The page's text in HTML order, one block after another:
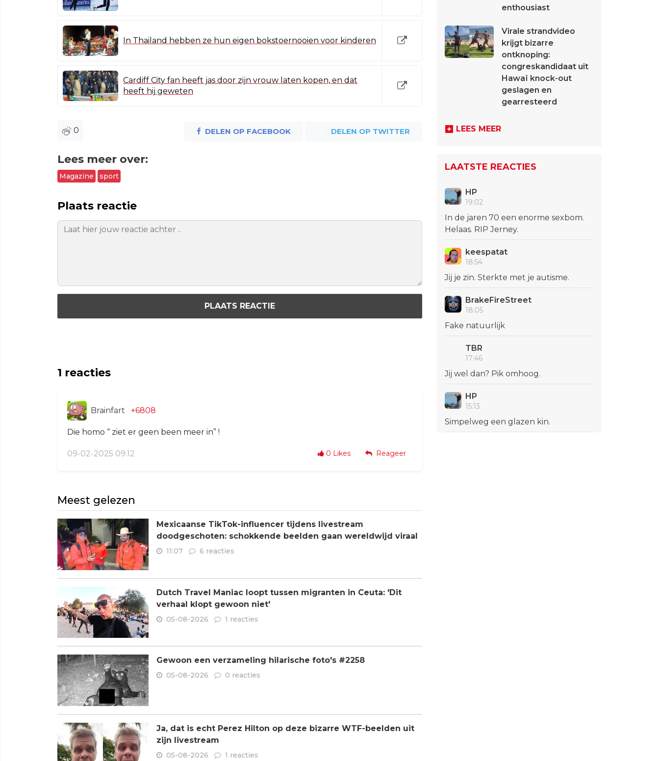
In Thailand hebben ze hun eigen bokstoernooien voor kinderen
Cardiff City fan heeft jas door zijn vrouw laten kopen, en dat
heeft hij geweten
0 DELEN OP FACEBOOK DELEN OP TWITTER
Lees meer over:
Magazine sport
Plaats reactie
PLAATS REACTIE
1 reacties
Brainfart +6808
Die homo “ ziet er geen been meer in” !
09-02-2025 09:12 0 Likes Reageer
Meest gelezen
Mexicaanse TikTok-influencer tijdens livestream
doodgeschoten: schokkende beelden gaan wereldwijd viraal
11:07 6 reacties
Dutch Travel Maniac loopt tussen migranten in Ceuta: 'Dit
verhaal klopt gewoon niet'
05-08-2026 1 reacties
Gewoon een verzameling hilarische foto's #2258
05-08-2026 0 reacties
Ja, dat is echt Perez Hilton op deze bizarre WTF-beelden uit
zijn livestream
05-08-2026 1 reacties
enthousiast
Virale strandvideo
krijgt bizarre
ontknoping:
congreskandidaat uit
Hawaï knock-out
geslagen en
gearresteerd
LEES MEER
LAATSTE REACTIES
HP
19:02
In de jaren 70 een enorme sexbom.
Helaas. RIP Jerney.
keespatat
18:54
Jij je zin. Sterkte met je autisme.
BrakeFireStreet
18:05
Fake natuurlijk
TBR
17:46
Jij wel dan? Pik omhoog.
HP
15:13
Simpelweg een glazen kin.